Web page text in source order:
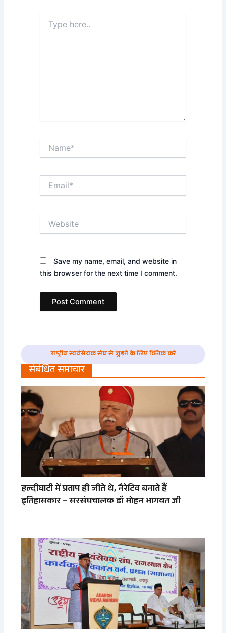
here..
Save my name, email, and website in
this browser for the next time I comment.
राष्ट्रीय स्वयंसेवक संघ से जुड़ने के लिए क्लिक करे
संबंधित समाचार
हल्दीघाटी में प्रताप ही जीते थे, नैरेटिव बनाते हैं
इतिहासकार – सरसंघचालक डॉ मोहन भागवत जी